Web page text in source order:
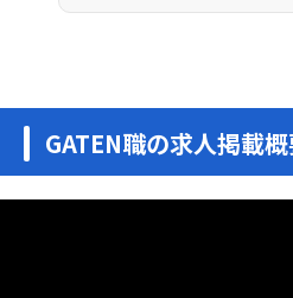
GATEN職の求人掲載